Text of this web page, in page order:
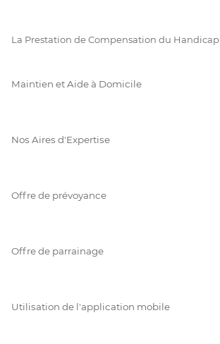
La Prestation de Compensation du Handicap
Maintien et Aide à Domicile
Nos Aires d'Expertise
Offre de prévoyance
Offre de parrainage
Utilisation de l'application mobile